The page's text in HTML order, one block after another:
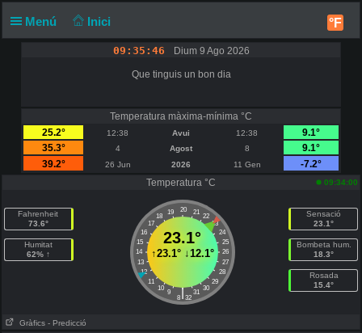
Menú Inici °F
09:35:46 Dium 9 Ago 2026
Que tinguis un bon dia
Temperatura màxima-mínima °C
25.2°
12:38 Avui 12:38
9.1°
35.3°
4 Agost 8
9.1°
39.2°
26 Jun 2026 11 Gen
-7.2°
Temperatura °C
09:34:00
Fahrenheit
73.6°
Humitat
62% ↑
20
19 21
18
22
17
23
16
24
15
25
14
26
13
27
12
28
11
29
10
30
9 31
|
8 32
23.1°
↑23.1°↓12.1°
Sensació
23.1°
Bombeta hum.
18.3°
Rosada
15.4°
Gràfics - Predicció